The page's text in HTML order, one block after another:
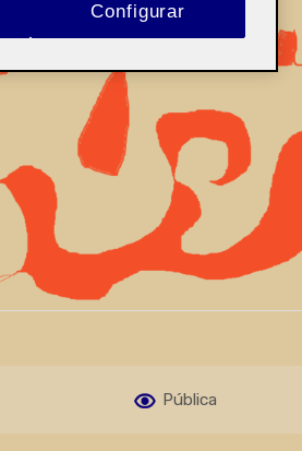
Pública
Configurar